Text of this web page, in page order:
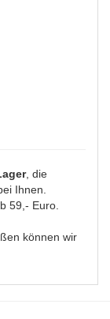
, die
Ihnen.
59,- Euro.
können wir